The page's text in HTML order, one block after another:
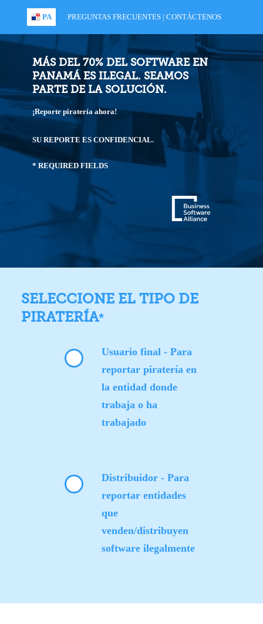
PA PREGUNTAS FRECUENTES | CONTÁCTENOS
MÁS DEL 70% DEL SOFTWARE EN
PANAMÁ ES ILEGAL. SEAMOS
PARTE DE LA SOLUCIÓN.
¡Reporte piratería ahora!
SU REPORTE ES CONFIDENCIAL.
* REQUIRED FIELDS
SELECCIONE EL TIPO DE
PIRATERÍA*
Usuario final - Para
reportar piratería en
la entidad donde
trabaja o ha
trabajado
Distribuidor - Para
reportar entidades
que
venden/distribuyen
software ilegalmente